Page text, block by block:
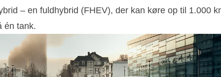
– en fuldhybrid (FHEV), der kan køre op til 1.000
én tank.